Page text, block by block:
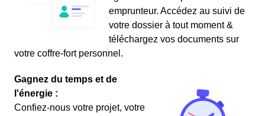
emprunteur. Accédez au suivi de
votre dossier à tout moment &
téléchargez vos documents sur
votre coffre-fort personnel.
Gagnez du temps et de
l'énergie :
Confiez-nous votre projet, votre